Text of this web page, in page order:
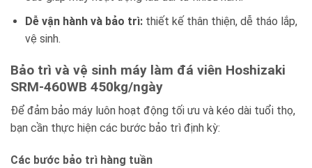
Dễ vận hành và bảo trì:thiết kế thân thiện, dễ tháo lắp,
vệ sinh.
Bảo trì và vệ sinh máy làm đá viên Hoshizaki
SRM-460WB 450kg/ngày
Để đảm bảo máy luôn hoạt động tối ưu và kéo dài tuổi thọ,
bạn cần thực hiện các bước bảo trì định kỳ:
Các bước bảo trì hàng tuần